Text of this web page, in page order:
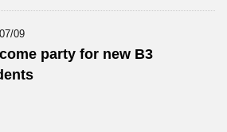
09
party for new B3